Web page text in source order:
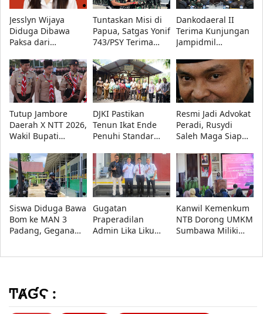
Jesslyn Wijaya
Diduga Dibawa
Paksa dari
Mangga Besar,
Polisi Diminta
Ungkap Pelaku
Tuntaskan Misi di
Papua, Satgas Yonif
743/PSY Terima
Pangdam
XVII/Cenderawasih
Dankodaeral II
Terima Kunjungan
Jampidmil
RI, Perkuat Sinergi
Penegakan Hukum
Militer
Tutup Jambore
Daerah X NTT 2026,
Wakil Bupati
Pramuka Tetap
Utamakan
Pendidikan
DJKI Pastikan
Tenun Ikat Ende
Penuhi Standar
Pemda Siap Tindak
Lanjuti Evaluasi
Resmi Jadi Advokat
Peradi, Rusydi
Saleh Maga Siap
dan Lindungi
Kebebasan Pers
Siswa Diduga Bawa
Bom ke MAN 3
Padang, Gegana
Gugatan
Praperadilan
Admin Lika Liku
Kanwil Kemenkum
NTB Dorong UMKM
Sumbawa Miliki
ͲȺƓϚ :